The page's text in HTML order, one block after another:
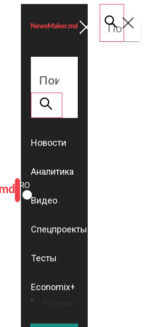
ROMÂNĂ
RU
Новости
Аналитика
Видео
Спецпроекты
Тесты
Economix+